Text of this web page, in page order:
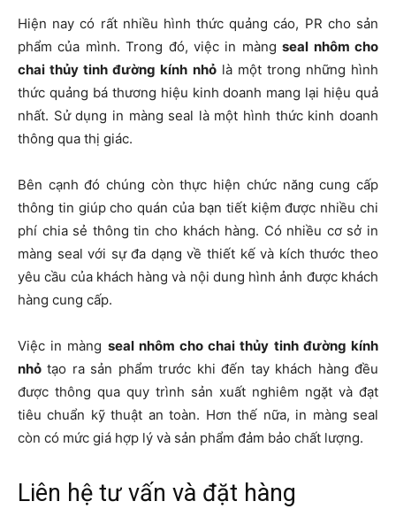
Hiện nay có rất nhiều hình thức quảng cáo, PR cho sản
phẩm của mình. Trong đó, việc in màngseal nhôm cho
chai thủy tinh đường kính nhỏlà một trong những hình
thức quảng bá thương hiệu kinh doanh mang lại hiệu quả
nhất. Sử dụng in màng seal là một hình thức kinh doanh
thông qua thị giác.
Bên cạnh đó chúng còn thực hiện chức năng cung cấp
thông tin giúp cho quán của bạn tiết kiệm được nhiều chi
phí chia sẻ thông tin cho khách hàng. Có nhiều cơ sở in
màng seal với sự đa dạng về thiết kế và kích thước theo
yêu cầu của khách hàng và nội dung hình ảnh được khách
hàng cung cấp.
Việc in màng seal nhôm cho chai thủy tinh đường kính
nhỏ tạo ra sản phẩm trước khi đến tay khách hàng đều
được thông qua quy trình sản xuất nghiêm ngặt và đạt
tiêu chuẩn kỹ thuật an toàn. Hơn thế nữa, in màng seal
còn có mức giá hợp lý và sản phẩm đảm bảo chất lượng.
Liên hệ tư vấn và đặt hàng